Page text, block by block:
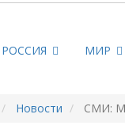
РОССИЯ МИР
Новости СМИ: